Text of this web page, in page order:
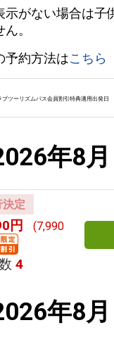
がない場合は子
。
予約方法はこちら
ブツーリズムパス会員割引特典適用出発日
年8月
定
円
(7,990
4
年8月